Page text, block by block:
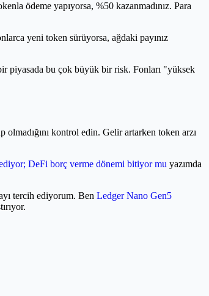
ödeme yapıyorsa, %50 kazanmadınız. Para
yeni token sürüyorsa, ağdaki payınız
piyasada bu çok büyük bir risk. Fonları "yüksek
olmadığını kontrol edin. Gelir artarken token arzı
DeFi borç verme dönemi bitiyor mu yazımda
tercih ediyorum. Ben Ledger Nano Gen5